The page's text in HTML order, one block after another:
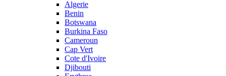
Algerie
Benin
Botswana
Burkina Faso
Cameroun
Cap Vert
Cote d'Ivoire
Djibouti